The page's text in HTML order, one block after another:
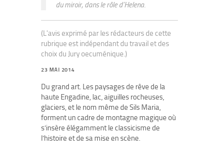
du miroir, dans le rôle d’Helena.
(L'avis exprimé par les rédacteurs de cette
rubrique est indépendant du travail et des
choix du Jury oecuménique.)
23 MAI 2014
Du grand art. Les paysages de rêve de la
haute Engadine, lac, aiguilles rocheuses,
glaciers, et le nom même de Sils Maria,
forment un cadre de montagne magique où
s’insère élégamment le classicisme de
l’histoire et de sa mise en scène.